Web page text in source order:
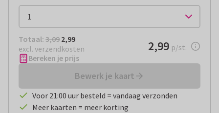
Totaal: € 2,99
Totaal: 3,09 2,99
excl. verzendkosten
€ 2,99per stuk
2,99 p/st.
Bereken je prijs
Bewerk je kaart
Voor 21:00 uur besteld = vandaag verzonden
Meer kaarten = meer korting